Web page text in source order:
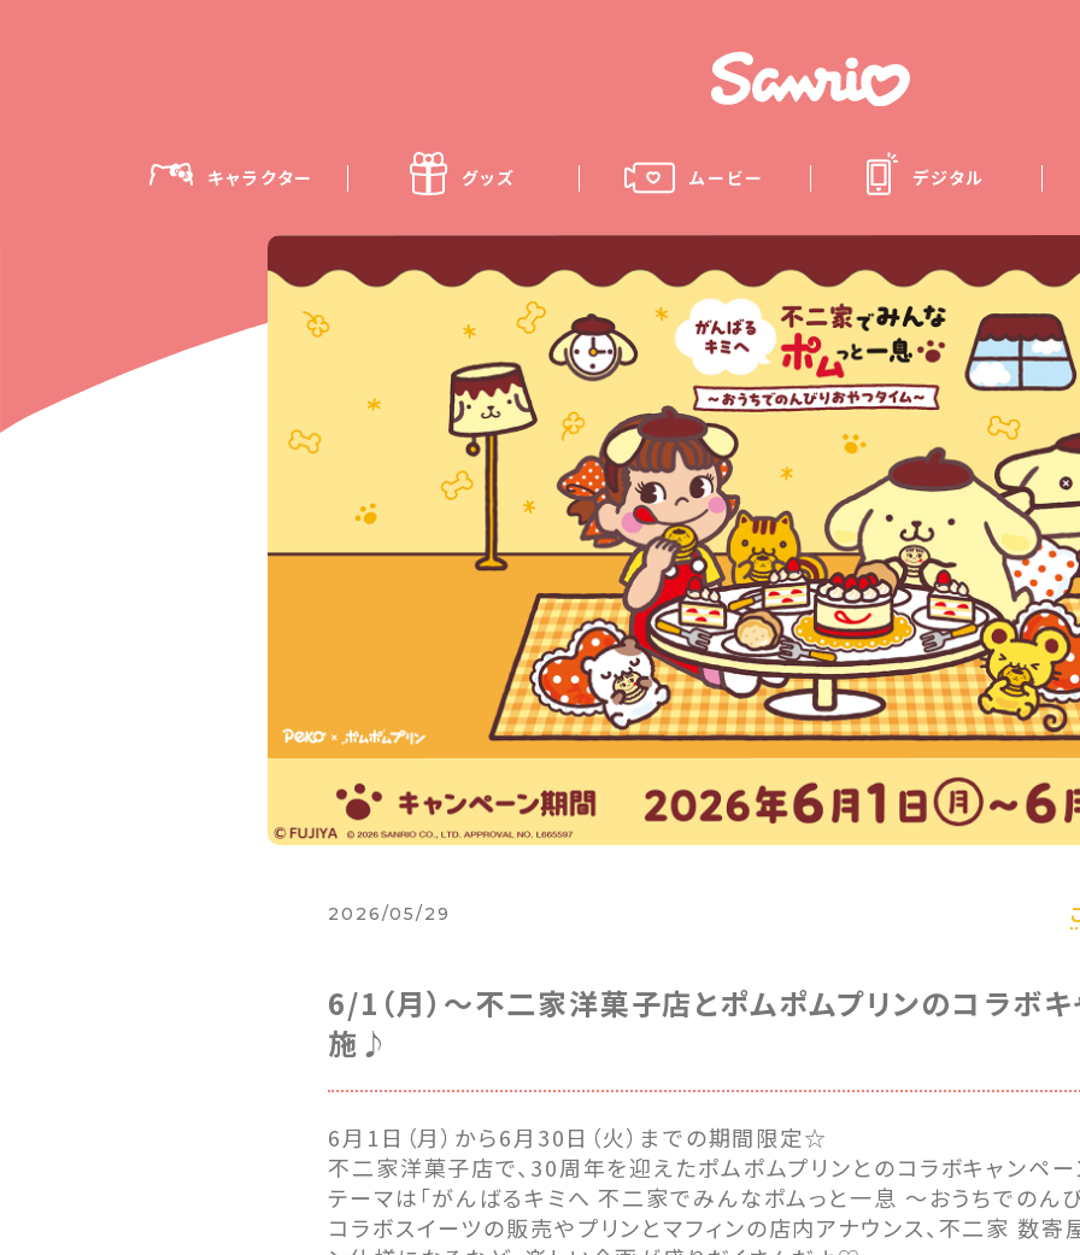
キャラクター グッズ ムービー デジタル
2026/05/29
6/1（月）～不二家洋菓子店とポムポムプリンのコラボ
施♪
6月1日（月）から6月30日（火）までの期間限定☆
不二家洋菓子店で、30周年を迎えたポムポムプリンとのコラボキャンペー
テーマは「がんばるキミへ 不二家でみんなポムっと一息 ～おうちでのんび
コラボスイーツの販売やプリンとマフィンの店内アナウンス、不二家 数寄